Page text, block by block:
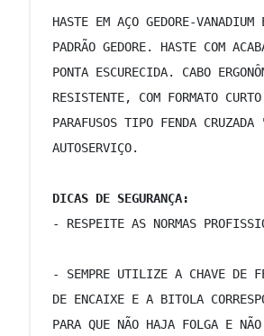
HASTE EM AÇO GEDORE-
PADRÃO GEDORE. HASTE COM
PONTA ESCURECIDA. CABO
RESISTENTE, COM FORMATO
PARAFUSOS TIPO FENDA
AUTOSERVIÇO.
DICAS DE SEGURANÇA:
- RESPEITE AS NORMAS
- SEMPRE UTILIZE A CHAVE DE
DE ENCAIXE E A BITOLA
PARA QUE NÃO HAJA FOLGA E